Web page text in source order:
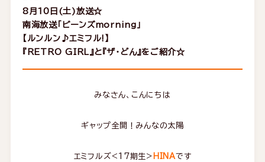
8月10日(土)放送☆
南海放送「ビーンズmorning」
【ルンルン♪エミフル!】
『RETRO GIRL』と『ザ・どん』をご紹介☆
みなさん、こんにちは
ギャップ全開！みんなの太陽
エミフルズ<17期生> HINAです